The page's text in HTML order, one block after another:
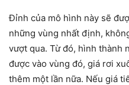
Đỉnh của mô hình này sẽ
những vùng nhất định,
vượt qua. Từ đó, hình thành
được vào vùng đó, giá rơi
thêm một lần nữa. Nếu giá